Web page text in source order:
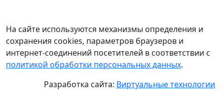
На сайте используются механизмы определения и
сохранения cookies, параметров браузеров и
интернет-соединений посетителей в соответствии с
политикой обработки персональных данных.
Разработка сайта: Виртуальные технологии